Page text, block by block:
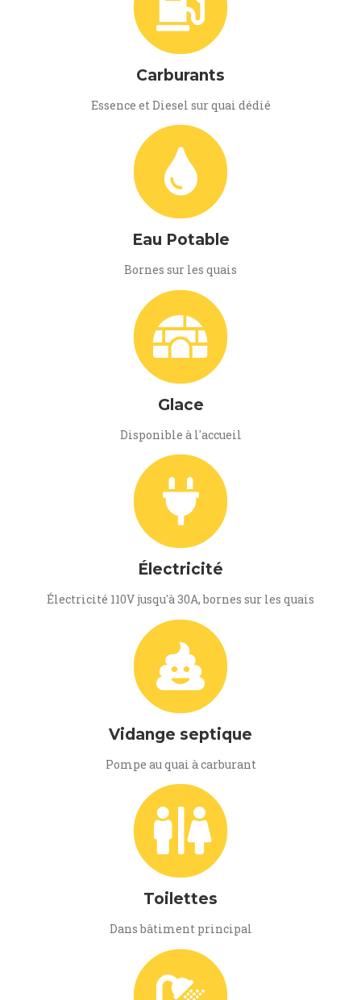
Carburants
Essence et Diesel sur quai dédié
Eau Potable
Bornes sur les quais
Glace
Disponible à l'accueil
Électricité
Électricité 110V jusqu'à 30A, bornes sur les quais
Vidange septique
Pompe au quai à carburant
Toilettes
Dans bâtiment principal